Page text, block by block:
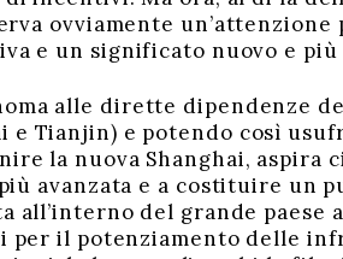
ovviamente
e un significato nuovo e
alle dirette dipendenze
e Tianjin) e potendo così
la nuova Shanghai, aspira
avanzata e a costituire un
all’interno del grande
per il potenziamento delle